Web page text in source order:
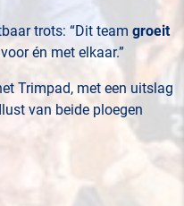
trots: “Dit team groeit
én met elkaar.”
Trimpad, met een uitslag
van beide ploegen